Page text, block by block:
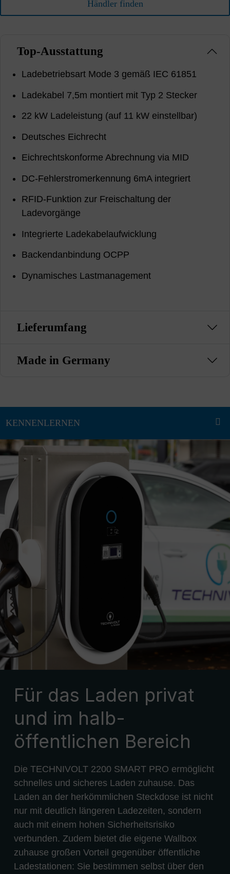
Händler finden
Top-Ausstattung
Ladebetriebsart Mode 3 gemäß IEC 61851
Ladekabel 7,5m montiert mit Typ 2 Stecker
22 kW Ladeleistung (auf 11 kW einstellbar)
Deutsches Eichrecht
Eichrechtskonforme Abrechnung via MID
DC-Fehlerstromerkennung 6mA integriert
RFID-Funktion zur Freischaltung der
Ladevorgänge
Integrierte Ladekabelaufwicklung
Backendanbindung OCPP
Dynamisches Lastmanagement
Lieferumfang
Made in Germany
Für das Laden privat
und im halb-
öffentlichen Bereich
Die TECHNIVOLT 2200 SMART PRO ermöglicht
schnelles und sicheres Laden zuhause. Das
Laden an der herkömmlichen Steckdose ist nicht
nur mit deutlich längeren Ladezeiten, sondern
auch mit einem hohen Sicherheitsrisiko
verbunden. Zudem bietet die eigene Wallbox
zuhause großen Vorteil gegenüber öffentliche
Ladestationen: Sie bestimmen selbst über den